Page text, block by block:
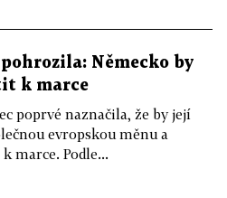
Německo by
k marce
poprvé naznačila, že by její
evropskou měnu a
marce. Podle...